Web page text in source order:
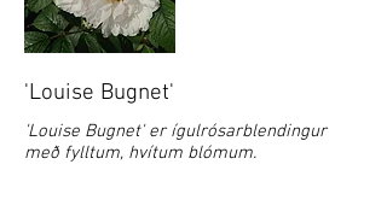
'Louise Bugnet'
'Louise Bugnet' er ígulrósarblendingur
með fylltum, hvítum blómum.